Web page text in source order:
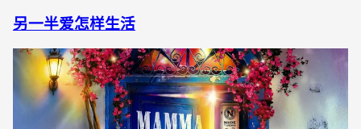
另一半爱怎样生活